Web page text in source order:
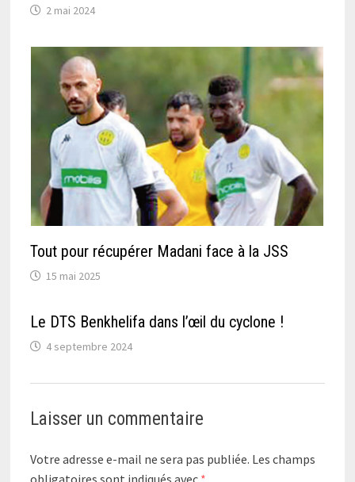
2 mai 2024
Tout pour récupérer Madani face à la JSS
15 mai 2025
Le DTS Benkhelifa dans l’œil du cyclone !
4 septembre 2024
Laisser un commentaire
Votre adresse e-mail ne sera pas publiée. Les champs
obligatoires sont indiqués avec *